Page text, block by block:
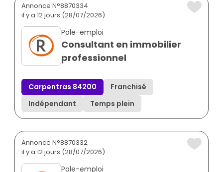
Annonce N°8870334
il y a 12 jours (28/07/2026)
Pole-emploi
Consultant en immobilier
professionnel
Carpentras 84200
Franchisé
Indépendant
Temps plein
Annonce N°8870332
il y a 12 jours (28/07/2026)
Pole-emploi